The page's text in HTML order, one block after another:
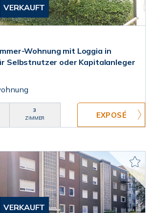
VERKAUFT
Wohnung mit Loggia in
Selbstnutzer oder Kapitalanleger
3
ZIMMER
VERKAUFT